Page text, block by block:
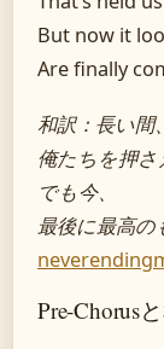
But now it
Are finally
和訳：長い間、
俺たちを押さ
でも今、
最後に最高の
Pre-Chorus